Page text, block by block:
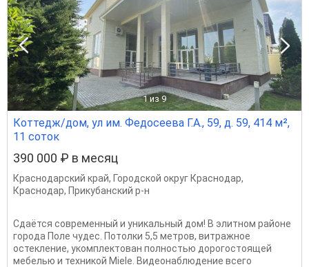
1 из 9
Коттедж/дом, ул им. Федосеева Г.А., 59, д. 59, 414 м²,
11 соток
390 000 ₽ в месяц
Краснодарский край, Городской округ Краснодар,
Краснодар, Прикубанский р-н
Сдаётся современный и уникальный дом! В элитном районе
города Поле чудес. Потолки 5,5 метров, витражное
остекление, укомплектован полностью дорогостоящей
мебелью и техникой Miele. Видеонаблюдение всего